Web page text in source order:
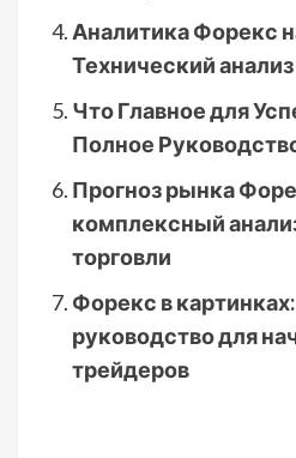
Аналитика Форекс
Технический анализ
Что Главное для
Полное
Прогноз рынка
комплексный
торговли
Форекс в
руководство для
трейдеров